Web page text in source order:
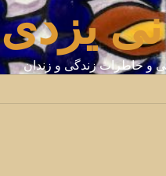
یزدی
و خاطرات زندگی و زندان